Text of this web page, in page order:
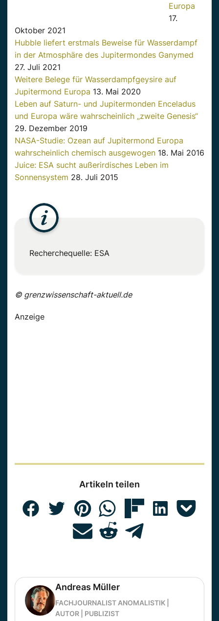
Europa
17.
Oktober 2021
Hubble liefert erstmals Beweise für Wasserdampf
in der Atmosphäre des Jupitermondes Ganymed
27. Juli 2021
Weitere Belege für Wasserdampfgeysire auf
Jupitermond Europa 13. Mai 2020
Leben auf Saturn- und Jupitermonden Enceladus
und Europa wäre wahrscheinlich „zweite Genesis“
29. Dezember 2019
NASA-Studie: Ozean auf Jupitermond Europa
wahrscheinlich chemisch ausgewogen 18. Mai 2016
Juice: ESA sucht außerirdisches Leben im
Sonnensystem 28. Juli 2015
Recherchequelle: ESA
© grenzwissenschaft-aktuell.de
Anzeige
Artikeln teilen
Andreas Müller
FACHJOURNALIST ANOMALISTIK |
AUTOR | PUBLIZIST